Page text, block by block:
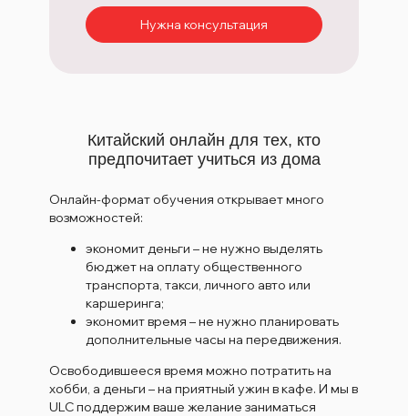
Нужна консультация
Китайский онлайн для тех, кто
предпочитает учиться из дома
Онлайн-формат обучения открывает много
возможностей:
экономит деньги – не нужно выделять
бюджет на оплату общественного
транспорта, такси, личного авто или
каршеринга;
экономит время – не нужно планировать
дополнительные часы на передвижения.
Освободившееся время можно потратить на
хобби, а деньги – на приятный ужин в кафе. И мы в
ULC поддержим ваше желание заниматься